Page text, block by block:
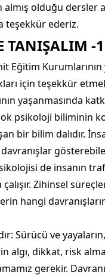
olduğu dersler
teşekkür ederiz.
TANIŞALIM -1
Eğitim
için teşekkür
yaşanmasında
psikoloji biliminin
bir bilim dalıdır.
de insanın
Zihinsel
hangi
Sürücü ve
algı, dikkat, risk
gerekir.